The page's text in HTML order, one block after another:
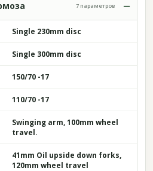
7 параметров
Single 230mm disc
Single 300mm disc
150/70 -17
110/70 -17
Swinging arm, 100mm wheel
travel.
41mm Oil upside down forks,
120mm wheel travel